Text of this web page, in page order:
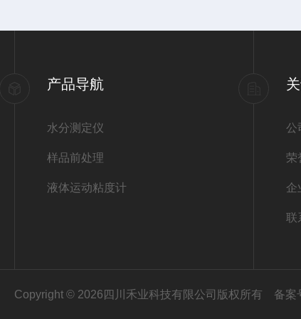
产品导航
水分测定仪
样品前处理
液体运动粘度计
公
荣
企
联
Copyright © 2026四川禾业科技有限公司版权所有 备案